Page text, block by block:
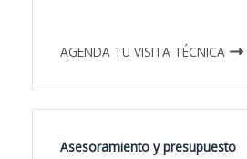
AGENDA TU VISITA TÉCNICA
Asesoramiento y presupuesto